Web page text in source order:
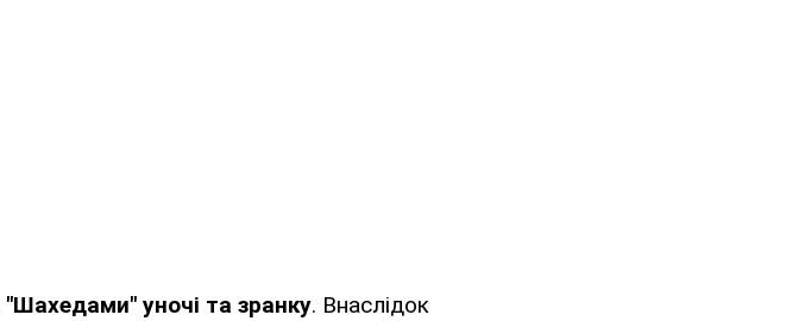
"Шахедами" уночі та зранку. Внаслідок